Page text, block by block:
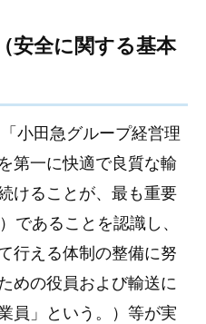
安全に関する基本
小田急グループ経営理
第一に快適で良質な輸
けることが、最も重要
であることを認識し、
行える体制の整備に努
めの役員および輸送に
員」という。）等が実